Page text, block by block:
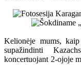
Kelionėje mums,
supažindinti
koncertuojant 2-ojoje